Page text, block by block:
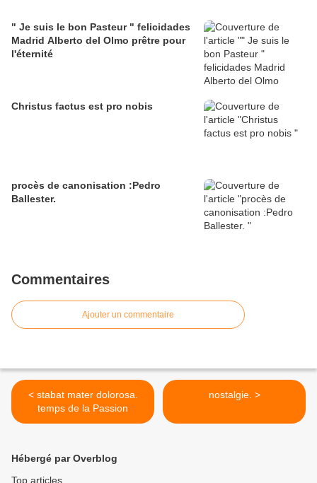
" Je suis le bon Pasteur " felicidades
Madrid Alberto del Olmo prêtre pour
l'éternité
Christus factus est pro nobis
procès de canonisation :Pedro
Ballester.
Commentaires
Ajouter un commentaire
< stabat mater dolorosa.
temps de la Passion
nostalgie. >
Hébergé par Overblog
Top articles